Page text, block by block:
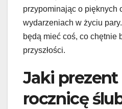
przypominając o pięknych
wydarzeniach w życiu
będą mieć coś, co chętnie
przyszłości.
Jaki prezent
rocznicę